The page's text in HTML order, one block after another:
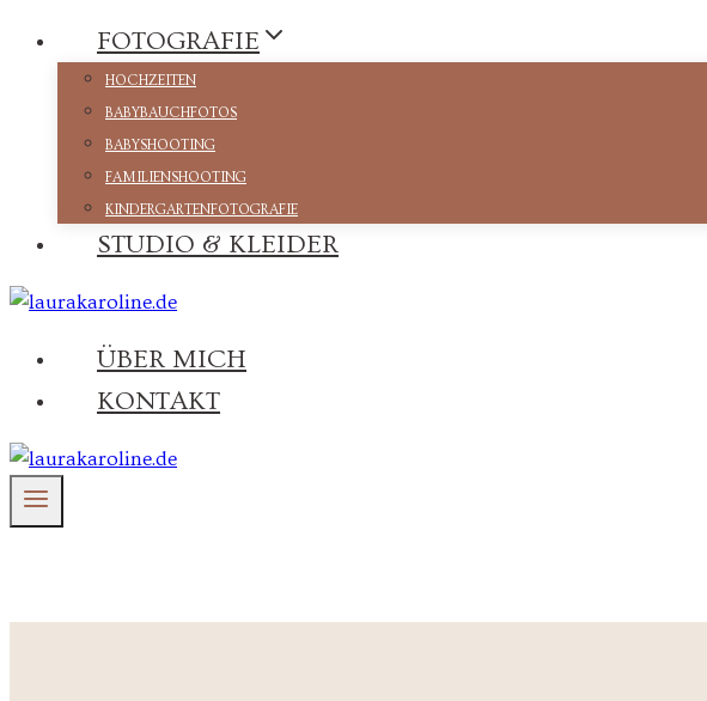
Zum
Inhalt
FOTOGRAFIE
HOCHZEITEN
BABYBAUCHFOTOS
BABYSHOOTING
FAMILIENSHOOTING
KINDERGARTENFOTOGRAFIE
STUDIO & KLEIDER
ÜBER MICH
KONTAKT